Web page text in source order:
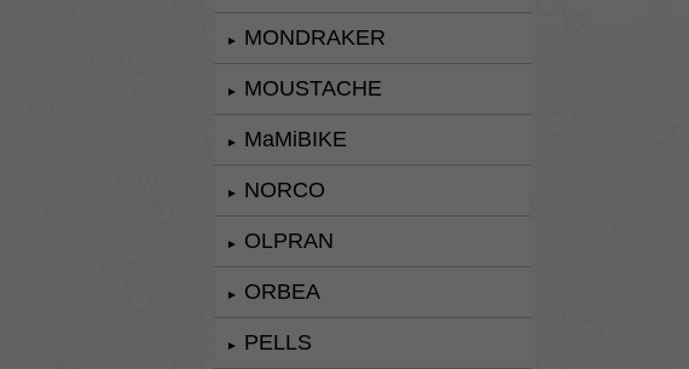
► MONDRAKER
► MOUSTACHE
► MaMiBIKE
► NORCO
► OLPRAN
► ORBEA
► PELLS